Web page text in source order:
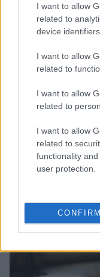
I want to allow
related to
device
I want to allow
related to
I want to allow
related to
I want to allow
related to
functionality
user protection.
CONFIRM
GIOCHI
Francesca Lombardi · 5
GIOCHI